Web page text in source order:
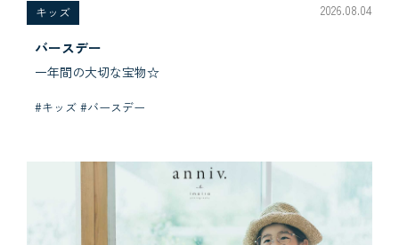
キッズ 2026.08.04
バースデー
一年間の大切な宝物☆
#キッズ #バースデー